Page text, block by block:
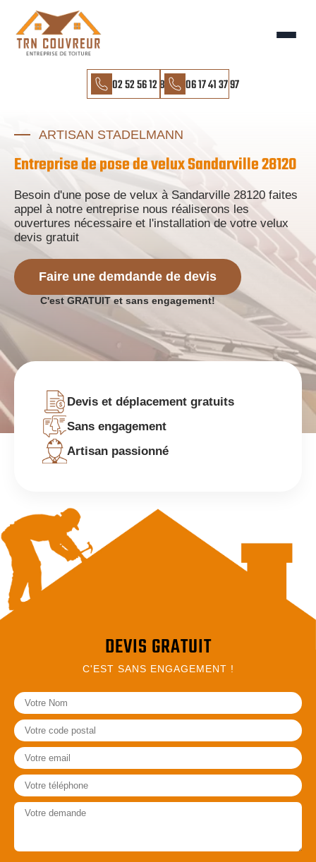
02 52 56 12 85 06 17 41 37 97
ARTISAN STADELMANN
Entreprise de pose de velux Sandarville 28120
Besoin d'une pose de velux à Sandarville 28120 faites
appel à notre entreprise nous réaliserons les
ouvertures nécessaire et l'installation de votre velux
devis gratuit
Faire une demdande de devis
C'est GRATUIT et sans engagement!
Devis et déplacement gratuits
Sans engagement
Artisan passionné
DEVIS GRATUIT
C'EST SANS ENGAGEMENT !